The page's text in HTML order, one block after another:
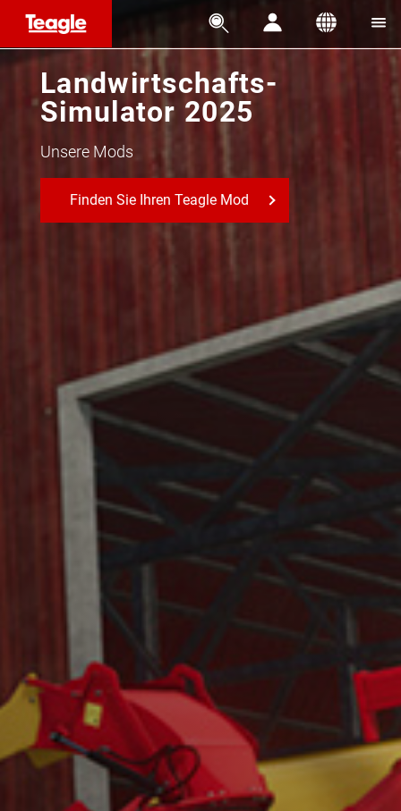
   
Landwirtschafts-
Simulator 2025
Unsere Mods
Finden Sie Ihren Teagle Mod